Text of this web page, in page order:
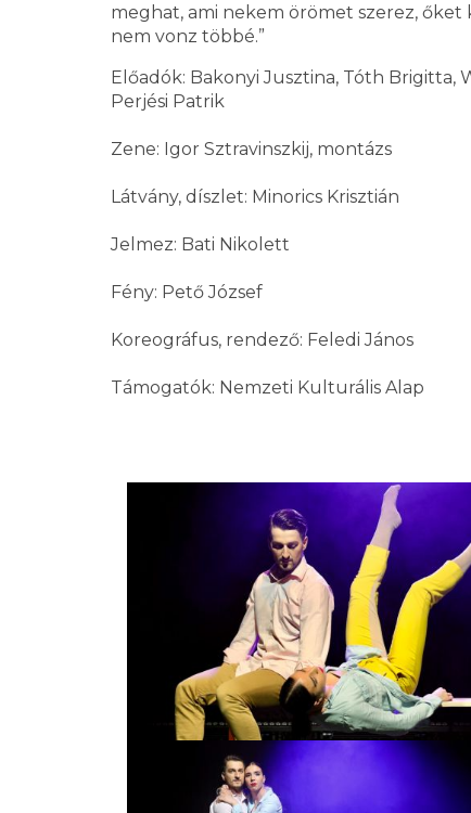
meghat, ami nekem örömet szerez, őket
nem vonz többé.”
Előadók: Bakonyi Jusztina, Tóth Brigitta,
Perjési Patrik
Zene: Igor Sztravinszkij, montázs
Látvány, díszlet: Minorics Krisztián
Jelmez: Bati Nikolett
Fény: Pető József
Koreográfus, rendező: Feledi János
Támogatók: Nemzeti Kulturális Alap